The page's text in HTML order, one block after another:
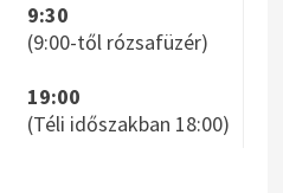
9:30
(9:00-től rózsafüzér)
19:00
(Téli időszakban 18:00)